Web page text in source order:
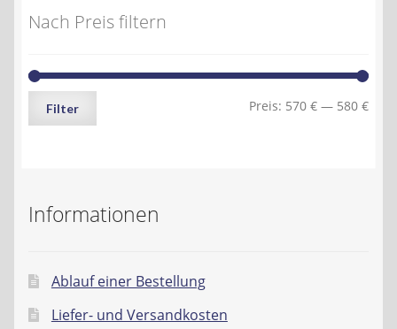
Nach Preis filtern
Min.
Max.
Filter Preis: 570 € — 580 €
Informationen
Ablauf einer Bestellung
Liefer- und Versandkosten